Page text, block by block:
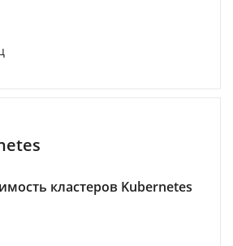
кластеров Kubernetes